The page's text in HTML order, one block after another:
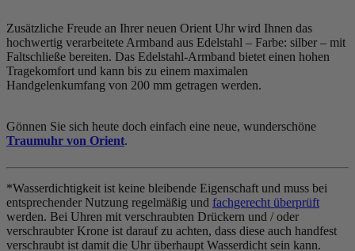
Zusätzliche Freude an Ihrer neuen Orient Uhr wird Ihnen das
hochwertig verarbeitete Armband aus Edelstahl – Farbe: silber – mit
Faltschließe bereiten. Das Edelstahl-Armband bietet einen hohen
Tragekomfort und kann bis zu einem maximalen
Handgelenkumfang von 200 mm getragen werden.
Gönnen Sie sich heute doch einfach eine neue, wunderschöne
Traumuhr von Orient.
*Wasserdichtigkeit ist keine bleibende Eigenschaft und muss bei
entsprechender Nutzung regelmäßig und fachgerecht überprüft
werden. Bei Uhren mit verschraubten Drückern und / oder
verschraubter Krone ist darauf zu achten, dass diese auch handfest
verschraubt ist damit die Uhr überhaupt Wasserdicht sein kann.